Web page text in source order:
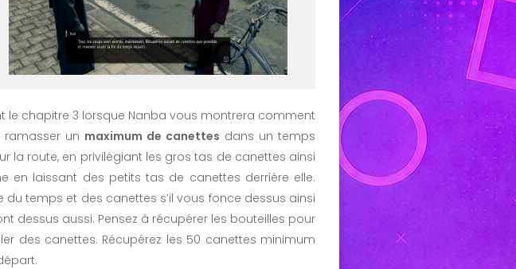
chapitre 3 lorsque Nanba vous montrera comment
un maximum de canettes dans un temps
la route, en privilégiant les gros tas de canettes ainsi
en laissant des petits tas de canettes derrière elle.
temps et des canettes s’il vous fonce dessus ainsi
dessus aussi. Pensez à récupérer les bouteilles pour
des canettes. Récupérez les 50 canettes minimum